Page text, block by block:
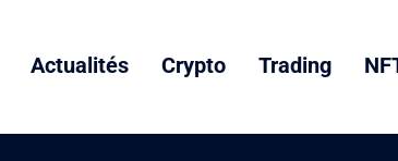
Actualités Crypto Trading